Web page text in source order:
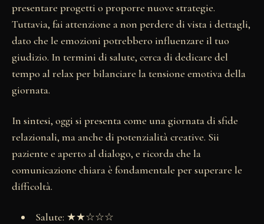
presentare progetti o proporre nuove strategie.
Tuttavia, fai attenzione a non perdere di vista i dettagli,
dato che le emozioni potrebbero influenzare il tuo
giudizio. In termini di salute, cerca di dedicare del
tempo al relax per bilanciare la tensione emotiva della
giornata.
In sintesi, oggi si presenta come una giornata di sfide
relazionali, ma anche di potenzialità creative. Sii
paziente e aperto al dialogo, e ricorda che la
comunicazione chiara è fondamentale per superare le
difficoltà.
Salute: ★★☆☆☆